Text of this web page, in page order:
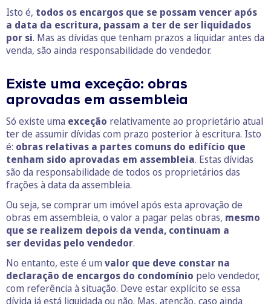
Isto é, todos os encargos que se possam vencer após
a data da escritura, passam a ter de ser liquidados
por si. Mas as dívidas que tenham prazos a liquidar antes da
venda, são ainda responsabilidade do vendedor.
Existe uma exceção: obras
aprovadas em assembleia
Só existe uma exceção relativamente ao proprietário atual
ter de assumir dívidas com prazo posterior à escritura. Isto
é: obras relativas a partes comuns do edifício que
tenham sido aprovadas em assembleia. Estas dívidas
são da responsabilidade de todos os proprietários das
frações à data da assembleia.
Ou seja, se comprar um imóvel após esta aprovação de
obras em assembleia, o valor a pagar pelas obras, mesmo
que se realizem depois da venda, continuam a
ser devidas pelo vendedor.
No entanto, este é um valor que deve constar na
declaração de encargos do condomínio pelo vendedor,
com referência à situação. Deve estar explícito se essa
dívida já está liquidada ou não. Mas, atenção, caso ainda